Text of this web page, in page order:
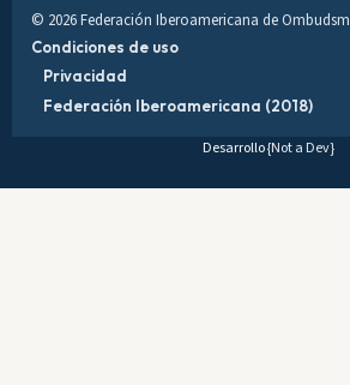
© 2026 Federación Iberoamericana de
Condiciones de uso
Privacidad
Federación Iberoamericana (2018)
Desarrollo{Not a Dev}